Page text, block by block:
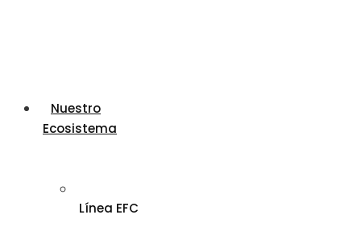
Nuestro
Ecosistema
Línea EFC